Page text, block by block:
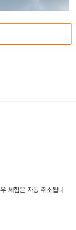
체험은 자동 취소됩니